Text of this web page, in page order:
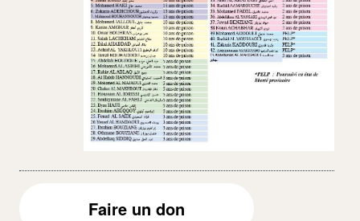
Faire un don